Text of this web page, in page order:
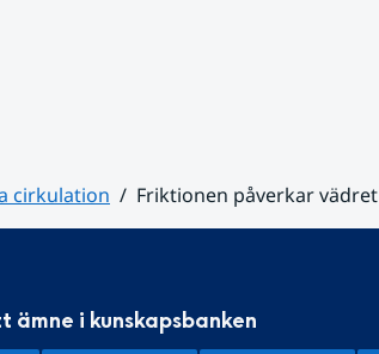
cirkulation
Friktionen påverkar vädret
ämne i kunskapsbanken